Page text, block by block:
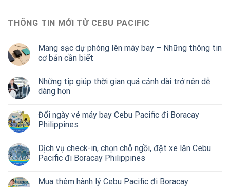
THÔNG TIN MỚI TỪ CEBU PACIFIC
Mang sạc dự phòng lên máy bay – Những thông tin
cơ bản cần biết
Những tip giúp thời gian quá cảnh dài trở nên dễ
dàng hơn
Đổi ngày vé máy bay Cebu Pacific đi Boracay
Philippines
Dịch vụ check-in, chọn chỗ ngồi, đặt xe lăn Cebu
Pacific đi Boracay Philippines
Mua thêm hành lý Cebu Pacific đi Boracay